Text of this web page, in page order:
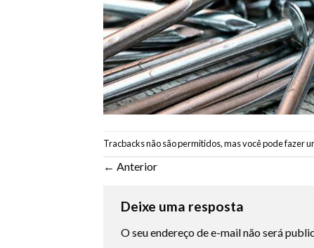
Tracbacks não são permitidos, mas você podefazer
← Anterior
Deixe uma resposta
O seu endereço de e-mail não será